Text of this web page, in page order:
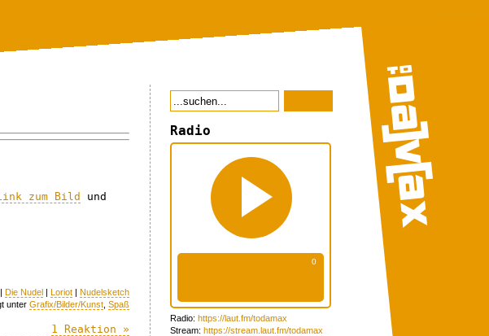
zum Bild und
| Die Nudel | Loriot | Nudelsketch
unter Grafix/Bilder/Kunst Spaß
1 Reaktion »
Radio
Radio: https://laut.fm/todamax
Stream: https://stream.laut.fm/todamax